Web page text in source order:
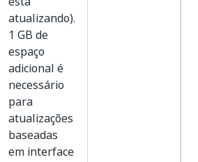
atualizando).
1 GB de
espaço
adicional é
necessário
para
atualizações
baseadas
em interface